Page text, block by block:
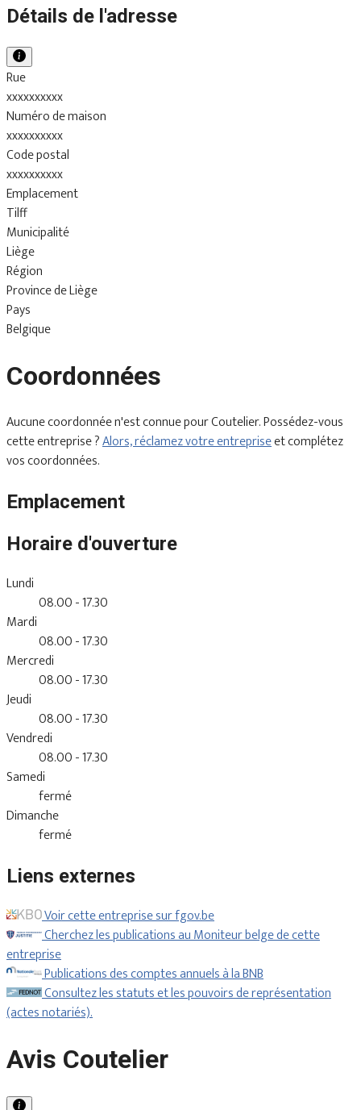
Détails de l'adresse
Rue
xxxxxxxxxx
Numéro de maison
xxxxxxxxxx
Code postal
xxxxxxxxxx
Emplacement
Tilff
Municipalité
Liège
Région
Province de Liège
Pays
Belgique
Coordonnées
Aucune coordonnée n'est connue pour Coutelier. Possédez-vous
cette entreprise ?Alors, réclamez votre entrepriseet complétez
vos coordonnées.
Emplacement
Horaire d'ouverture
Lundi
08.00 - 17.30
Mardi
08.00 - 17.30
Mercredi
08.00 - 17.30
Jeudi
08.00 - 17.30
Vendredi
08.00 - 17.30
Samedi
fermé
Dimanche
fermé
Liens externes
Voir cette entreprise sur fgov.be
Cherchez les publications au Moniteur belge de cette
entreprise
Publications des comptes annuels à la BNB
Consultez les statuts et les pouvoirs de représentation
(actes notariés).
Avis Coutelier